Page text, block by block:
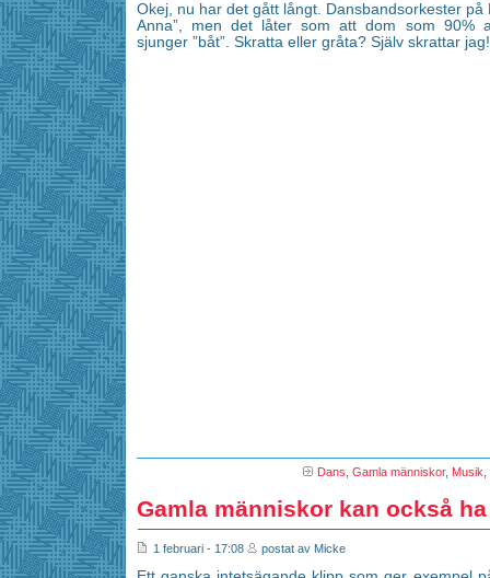
Okej, nu har det gått långt. Dansbandsorkester på
Anna”, men det låter som att dom som 90%
sjunger ”båt”. Skratta eller gråta? Själv skrattar jag!
Dans Gamla människor, Musik
Gamla människor kan också
1 februari - 17:08 postat av Micke